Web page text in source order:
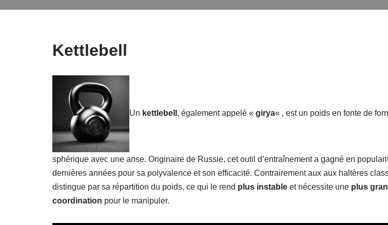
Kettlebell
Un kettlebell , également appelé « girya« , est un poids en fonte de
sphérique avec une anse. Originaire de Russie, cet outil d’entraînement a gagné en
dernières années pour sa polyvalence et son efficacité. Contrairement aux aux haltères
distingue par sa répartition du poids, ce qui le rend plus instable et nécessite une plus
coordination pour le manipuler.